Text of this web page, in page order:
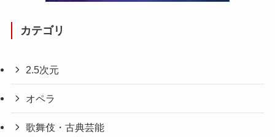
カテゴリ
2.5次元
オペラ
歌舞伎・古典芸能